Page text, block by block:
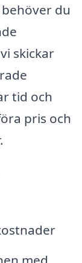
du
skickar
tid och
pris och